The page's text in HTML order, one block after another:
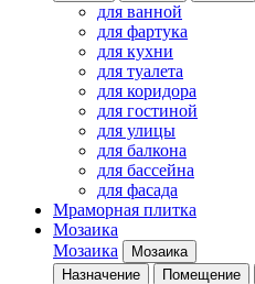
для ванной
для фартука
для кухни
для туалета
для коридора
для гостиной
для улицы
для балкона
для бассейна
для фасада
Мраморная плитка
Мозаика
Мозаика
Мозаика
Назначение
Помещение